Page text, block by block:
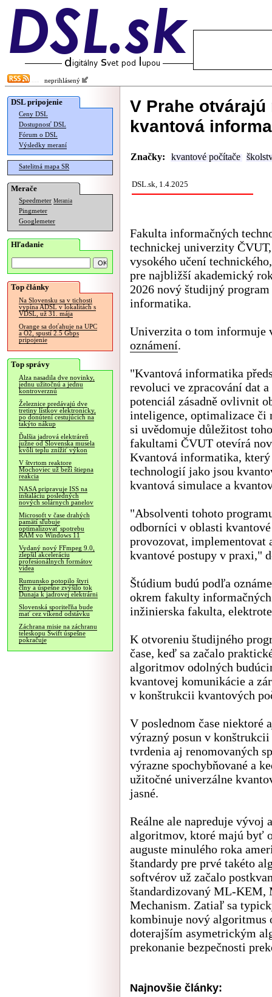
neprihlásený
DSL pripojenie
Ceny DSL
Dostupnosť DSL
Fórum o DSL
Výsledky meraní
Satelitná mapa SR
Merače
Speedmeter Merania
Pingmeter
Googlemeter
Hľadanie
Top články
Na Slovensku sa v tichosti
vypína ADSL v lokalitách s
VDSL, už 31. mája
Orange sa doťahuje na UPC
a O2, spustí 2.5 Gbps
pripojenie
Top správy
Alza nasadila dve novinky,
jednu užitočnú a jednu
kontroverznú
Železnice predávajú dve
tretiny lístkov elektronicky,
po donútení cestujúcich na
takýto nákup
Ďalšia jadrová elektráreň
južne od Slovenska musela
kvôli teplu znížiť výkon
V štvrtom reaktore
Mochoviec už beží štiepna
reakcia
NASA pripravuje ISS na
inštaláciu posledných
nových solárnych panelov
Microsoft v čase drahých
pamätí sľubuje
optimalizovať spotrebu
RAM vo Windows 11
Vydaný nový FFmpeg 9.0,
zlepšil akceleráciu
profesionálnych formátov
videa
Rumunsko potopilo štyri
člny a úspešne zvýšilo tok
Dunaja k jadrovej elektrárni
Slovenská sporiteľňa bude
mať cez víkend odstávku
Záchrana misie na záchranu
teleskopu Swift úspešne
pokračuje
V Prahe
kvantová
Značky: kvantové počítače
DSL.sk, 1.4.2025
Fakulta informačných
technickej univerzity ČVUT,
vysokého učení
pre najbližší akademický
2026 nový študijný
informatika.
Univerzita o tom informuje
oznámení.
"Kvantová informatika
revoluci ve zpracování dat a
potenciál zásadně ovlivnit
inteligence, optimalizace či
si uvědomuje důležitost
fakultami ČVUT otevírá
Kvantová informatika,
technologií jako jsou
kvantová simulace a
"Absolventi tohoto
odborníci v oblasti
provozovat, implementovat
kvantové postupy v praxi,"
Štúdium budú podľa
okrem fakulty
inžinierska fakulta,
K otvoreniu študijného
čase, keď sa začalo
algoritmov odolných
kvantovej komunikácie a
v konštrukcii kvantových
V poslednom čase niektoré
výrazný posun v
tvrdenia aj renomovaných
výrazne spochybňované a
užitočné univerzálne
jasné.
Reálne ale napreduje vývoj
algoritmov, ktoré majú byť
auguste minulého roka
štandardy pre prvé takéto
softvérov už začalo
štandardizovaný ML-KEM,
Mechanism. Zatiaľ sa
kombinuje nový algoritmus
doterajším asymetrickým
prekonanie bezpečnosti
Najnovšie články: